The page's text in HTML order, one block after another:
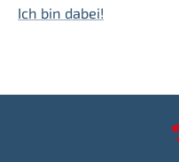
Ich bin dabei!